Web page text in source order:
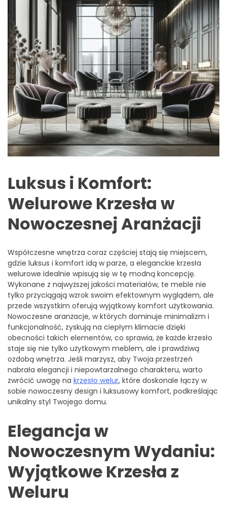
Luksus i Komfort:
Welurowe Krzesła w
Nowoczesnej Aranżacji
Współczesne wnętrza coraz częściej stają się miejscem,
gdzie luksus i komfort idą w parze, a eleganckie krzesła
welurowe idealnie wpisują się w tę modną koncepcję.
Wykonane z najwyższej jakości materiałów, te meble nie
tylko przyciągają wzrok swoim efektownym wyglądem, ale
przede wszystkim oferują wyjątkowy komfort użytkowania.
Nowoczesne aranżacje, w których dominuje minimalizm i
funkcjonalność, zyskują na ciepłym klimacie dzięki
obecności takich elementów, co sprawia, że każde krzesło
staje się nie tylko użytkowym meblem, ale i prawdziwą
ozdobą wnętrza. Jeśli marzysz, aby Twoja przestrzeń
nabrała elegancji i niepowtarzalnego charakteru, warto
zwrócić uwagę na krzesło welur, które doskonale łączy w
sobie nowoczesny design i luksusowy komfort, podkreślając
unikalny styl Twojego domu.
Elegancja w
Nowoczesnym Wydaniu:
Wyjątkowe Krzesła z
Weluru